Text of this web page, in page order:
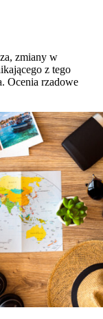
zmiany w
z tego
Ocenia rzadowe